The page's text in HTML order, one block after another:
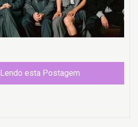
esta Postagem